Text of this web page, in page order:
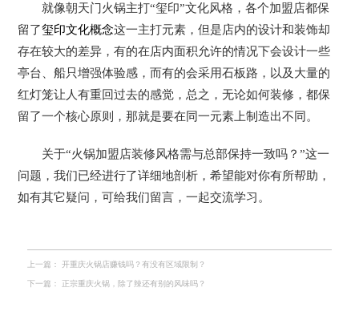
就像朝天门火锅主打“玺印”文化风格，各个加盟店都保
留了玺印文化概念这一主打元素，但是店内的设计和装饰却
存在较大的差异，有的在店内面积允许的情况下会设计一些
亭台、船只增强体验感，而有的会采用石板路，以及大量的
红灯笼让人有重回过去的感觉，总之，无论如何装修，都保
留了一个核心原则，那就是要在同一元素上制造出不同。
关于“火锅加盟店装修风格需与总部保持一致吗？”这一
问题，我们已经进行了详细地剖析，希望能对你有所帮助，
如有其它疑问，可给我们留言，一起交流学习。
上一篇： 开重庆火锅店赚钱吗？有没有区域限制？
下一篇： 正宗重庆火锅，除了辣还有别的风味吗？